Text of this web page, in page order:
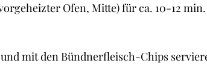
Ofen, Mitte) für ca. 10-12
mit den Bündnerfleisch-Chips